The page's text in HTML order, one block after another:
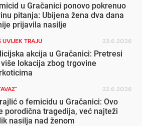
u Gračanici ponovo pokrenuo
pitanja: Ubijena žena dva dana
prijavila nasilje
UVIJEK TRAJU 23.6.2026
akcija u Gračanici: Pretresi
lokacija zbog trgovine
22.6.2026
o femicidu u Gračanici: Ovo
porodična tragedija, već najteži
nasilja nad ženom